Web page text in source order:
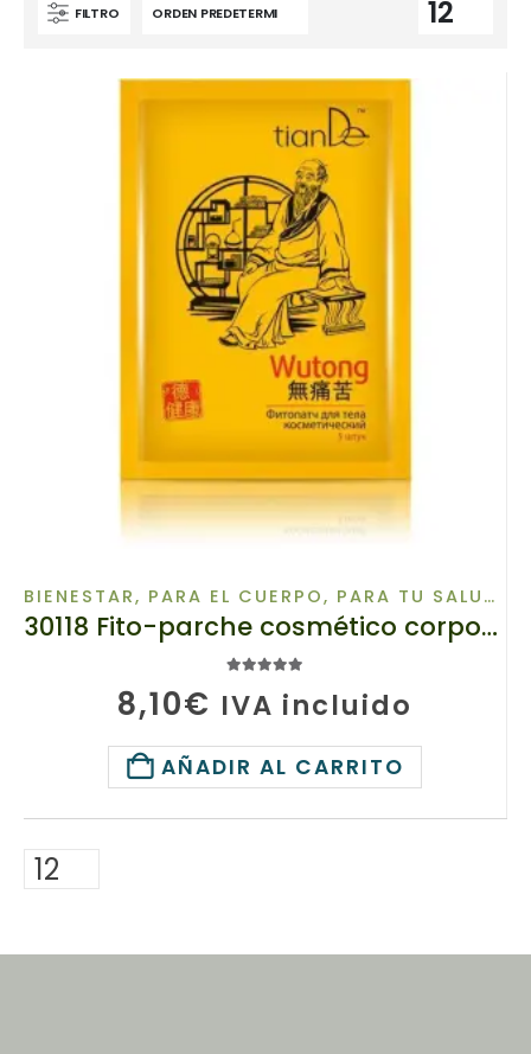
FILTRO
BIENESTAR, PARA EL CUERPO, PARA TU SALUD
30118 Fito-parche cosmético corporal «Wutong» TIANDE 5ud, Esencias naturales Y aceites aromáticos
8,10€ IVA incluido
AÑADIR AL CARRITO